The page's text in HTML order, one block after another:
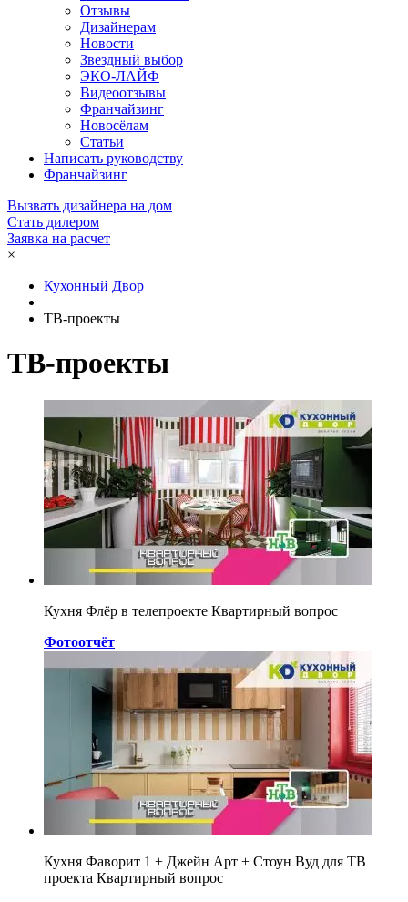
Отзывы
Дизайнерам
Новости
Звездный выбор
ЭКО-ЛАЙФ
Видеоотзывы
Франчайзинг
Новосёлам
Статьи
Написать руководству
Франчайзинг
Вызвать дизайнера на дом
Стать дилером
Заявка на расчет
×
Кухонный Двор
ТВ-проекты
ТВ-проекты
Кухня Флёр в телепроекте Квартирный вопрос
Фотоотчёт
Кухня Фаворит 1 + Джейн Арт + Стоун Вуд для ТВ
проекта Квартирный вопрос